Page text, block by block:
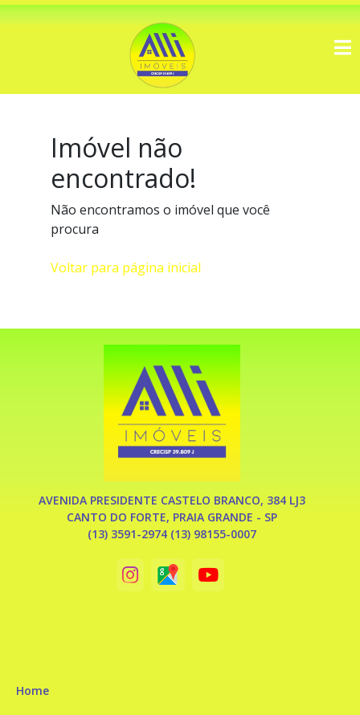
Imóvel não
encontrado!
Não encontramos o imóvel que você
procura
Voltar para página inicial
AVENIDA PRESIDENTE CASTELO BRANCO, 384 LJ3
CANTO DO FORTE, PRAIA GRANDE - SP
(13) 3591-2974 (13) 98155-0007
Home